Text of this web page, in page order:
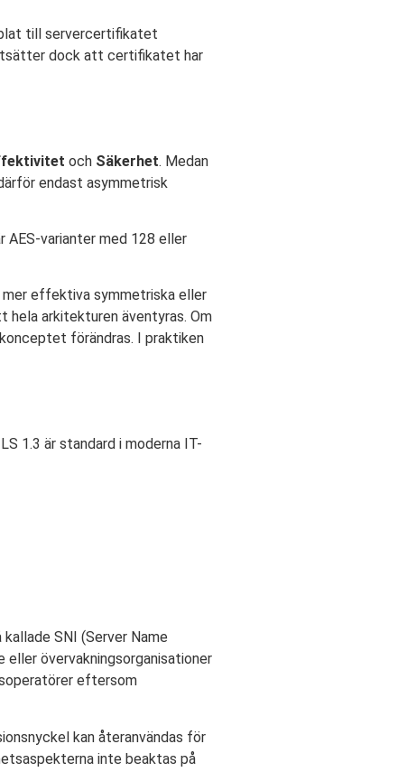
till servercertifikatet
dock att certifikatet har
och Säkerhet. Medan
endast asymmetrisk
AES-varianter med 128 eller
effektiva symmetriska eller
hela arkitekturen äventyras. Om
förändras. I praktiken
1.3 är standard i moderna IT-
SNI (Server Name
övervakningsorganisationer
eftersom
kan återanvändas för
inte beaktas på